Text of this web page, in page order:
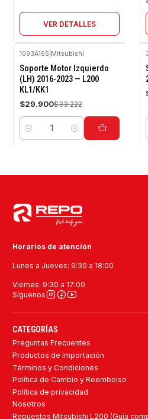
VER DETALLES
-10%
OFF
1093A165 Mitsubishi
Soporte Motor Izquierdo
(LH) 2016-2023 — L200
KL1/KK1
$29.900$33.222
Cantidad
Horarios de atención
Lunes a Jueves: 9:30 a 18:00
Viernes: 9:30 a 17:00
Síguenos
CATEGORÍAS
Preguntas Frecuentes
Productos de Importación
Términos y Condiciones
Política de Cambio y Reembolso
Política de privacidad
Nosotros
Repuestos Mitsubishi L200 (Guía